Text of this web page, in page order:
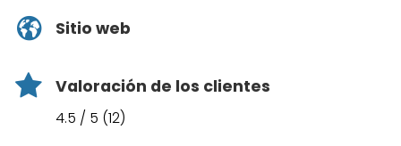
Sitio web
Valoración de los clientes
4.5 / 5 (12)